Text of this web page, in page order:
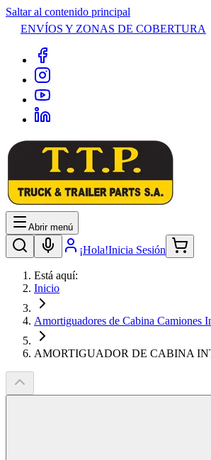
Saltar al contenido principal
ENVÍOS Y ZONAS DE COBERTURA
Abrir menú
¡Hola!Inicia Sesión
Está aquí:
Inicio
Amortiguadores de Cabina Camiones
AMORTIGUADOR DE CABINA